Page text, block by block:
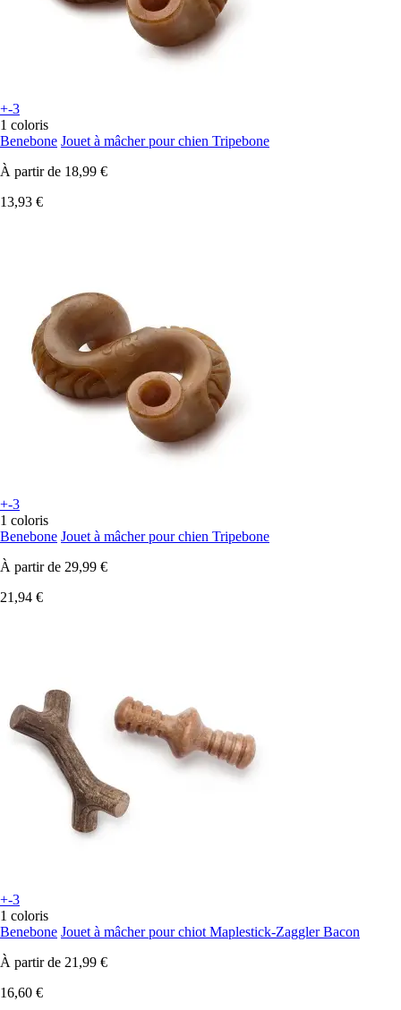
+-3
1 coloris
Benebone Jouet à mâcher pour chien Tripebone
À partir de 18,99 €
13,93 €
+-3
1 coloris
Benebone Jouet à mâcher pour chien Tripebone
À partir de 29,99 €
21,94 €
+-3
1 coloris
Benebone Jouet à mâcher pour chiot Maplestick-Zaggler Bacon
À partir de 21,99 €
16,60 €